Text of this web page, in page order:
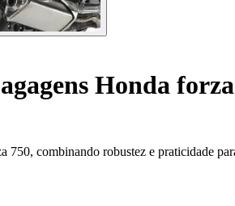
Honda
combinando robustez e praticidade